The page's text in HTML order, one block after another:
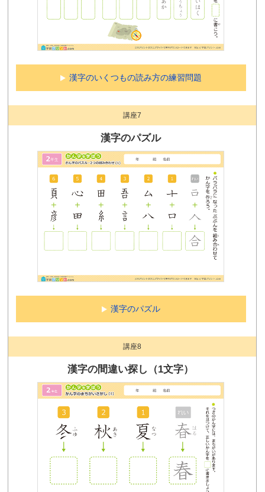
漢字のいくつもの読み方の練習問題
講座7
漢字のパズル
漢字のパズル
講座8
漢字の間違い探し（1文字）